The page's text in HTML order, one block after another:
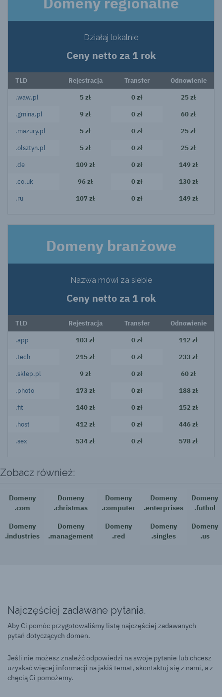
Działaj lokalnie
Ceny netto za 1 rok
TLD Rejestracja Transfer Odnowienie
.waw.pl 5 zł 0 zł 25 zł
.gmina.pl 9 zł 0 zł 60 zł
.mazury.pl 5 zł 0 zł 25 zł
.olsztyn.pl 5 zł 0 zł 25 zł
.de 109 zł 0 zł 149 zł
.co.uk 96 zł 0 zł 130 zł
.ru 107 zł 0 zł 149 zł
Domeny branżowe
Nazwa mówi za siebie
Ceny netto za 1 rok
TLD Rejestracja Transfer Odnowienie
.app 103 zł 0 zł 112 zł
.tech 215 zł 0 zł 233 zł
.sklep.pl 9 zł 0 zł 60 zł
.photo 173 zł 0 zł 188 zł
.fit 140 zł 0 zł 152 zł
.host 412 zł 0 zł 446 zł
.sex 534 zł 0 zł 578 zł
Zobacz również:
Domeny
.com
Domeny
.christmas
Domeny
.computer
Domeny
.enterprises
Domeny
.futbol
Domeny
.industries
Domeny
.management
Domeny
.red
Domeny
.singles
Domeny
.us
Najczęściej zadawane pytania.
Aby Ci pomóc przygotowaliśmy listę najczęściej zadawanych
pytań dotyczących domen.
Jeśli nie możesz znaleźć odpowiedzi na swoje pytanie lub chcesz
uzyskać więcej informacji na jakiś temat, skontaktuj się z nami, a z
chęcią Ci pomożemy.